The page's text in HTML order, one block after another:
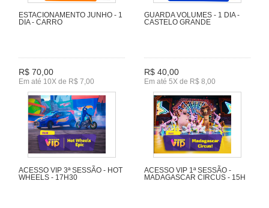
ESTACIONAMENTO JUNHO - 1
DIA - CARRO
R$ 70,00
Em até 10X de R$ 7,00
GUARDA VOLUMES - 1 DIA -
CASTELO GRANDE
R$ 40,00
Em até 5X de R$ 8,00
ACESSO VIP 3ª SESSÃO - HOT
WHEELS - 17H30
ACESSO VIP 1ª SESSÃO -
MADAGASCAR CIRCUS - 15H